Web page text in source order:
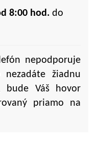
8:00 hod. do
nepodporuje
žiadnu
bude Váš hovor
priamo na